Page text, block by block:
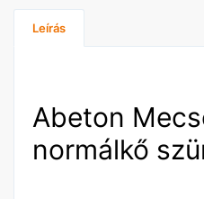
Leírás
Abeton
normálkő